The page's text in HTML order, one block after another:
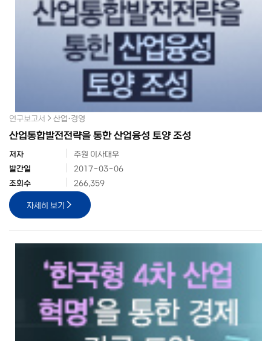
연구보고서 산업·경영
산업통합발전전략을 통한 산업융성 토양 조성
저자
주원 이사대우
발간일
2017-03-06
조회수
266,359
자세히 보기